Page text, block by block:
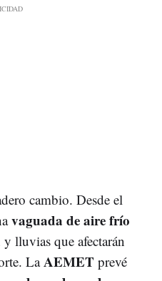
cambio. Desde el
vaguada de aire frío
lluvias que afectarán
LaAEMET prevé